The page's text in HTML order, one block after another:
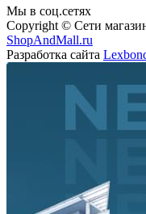
Мы в соц.сетях
Copyright © Сети
ShopAndMall.ru
Разработка сайта